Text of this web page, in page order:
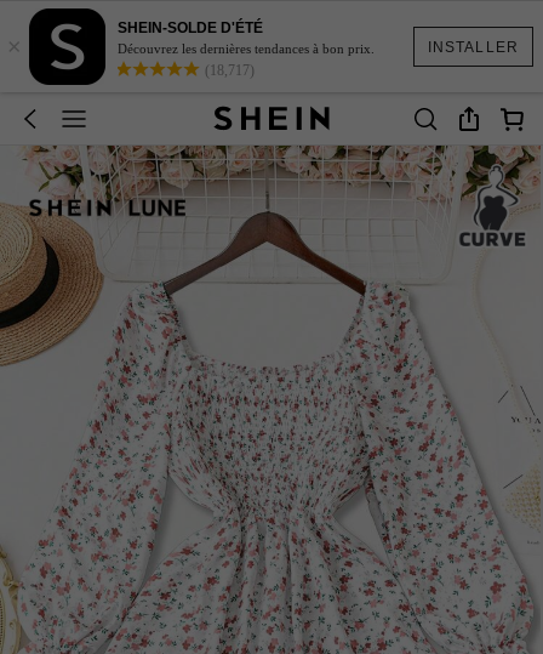
INSTALLER
×
SHEIN-SOLDE D'ÉTÉ
Découvrez les dernières tendances à bon prix.
(18,717)